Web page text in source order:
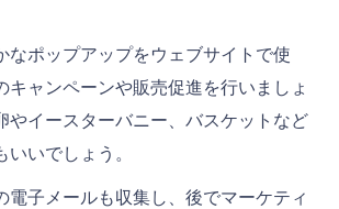
なポップアップをウェブサイトで使
キャンペーンや販売促進を行いましょ
やイースターバニー、バスケットなど
いでしょう。
電子メールも収集し、後でマーケティ